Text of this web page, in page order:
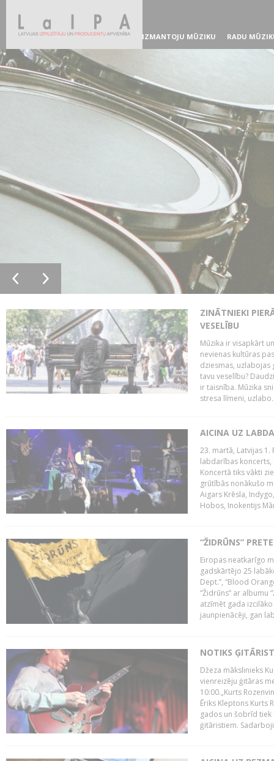
IZMANTOJU MŪZIKU RADU
ZINĀTNIEKI
VESELĪBU
Mūzika ir visapkārt
nevienas kultūras
dziesmas, uzlabojas
tavu veselību?
ir taisnība. Mūzika
stresa līmeni,
AICINA UZ
23. martā, Latvijas 1.
labdarības koncerts,
Koncertā tiks vākti
grūtībās nonākušo
Aigars Krēsla,
Hobos, Inokentijs
“ŽIDRŪNS”
Eiropas neatkarīgo
gadskārtējo 25
Dept.”, “Blood
“Židrūns” ar albumu
atzīmēt gada
jaunpienācēji, gan
NOTIKS
Džeza mākslinieks
vienreizēju ģitāras
10:00.„Kurts
Ēriks Kleptons Kurts
gados un šobrīd
ģitāristiem.